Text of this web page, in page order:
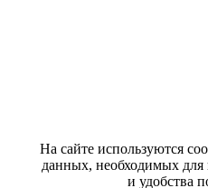
На сайте используются
данных, необходимых для
и удобства